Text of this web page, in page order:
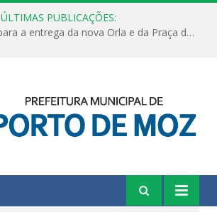
ÚLTIMAS PUBLICAÇÕES:
Últimos detalhes para a entrega da nova Orla e da Praça do Praião